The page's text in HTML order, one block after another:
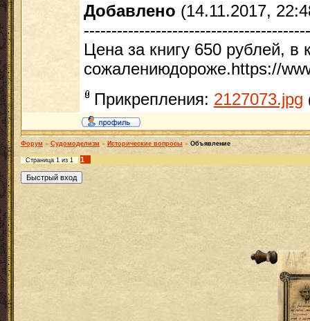
Добавлено (14.11.2017,
Цена за книгу 650 рублей, в
сожалениюдороже.https://
Прикрепления: 2127073.jpg
Форум » Судомоделизм » Исторические вопросы » Объявление
Страница 1из 1 1